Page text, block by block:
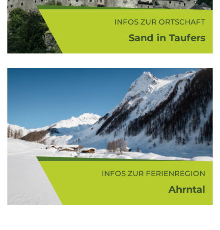
INFOS ZUR ORTSCHAFT
Sand in Taufers
Taufers (865 m ü.d.M.) liegt in der
weiten Wiesenebene des Tauferer
Bodens, geschützt von steil
aufragenden Bergen im Norden.
Aufgrund seiner sonnen...
INFOS ZUR FERIENREGION
Ahrntal